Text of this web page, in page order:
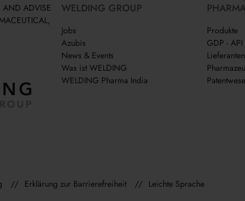
AND ADVISE
WELDING GROUP
Jobs
Azubis
News & Events
Was ist WELDING
WELDING Pharma India
Produkte
GDP - API
Erklärung zur Barrierefreiheit Leichte Sprache